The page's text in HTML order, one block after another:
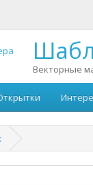
Векторные